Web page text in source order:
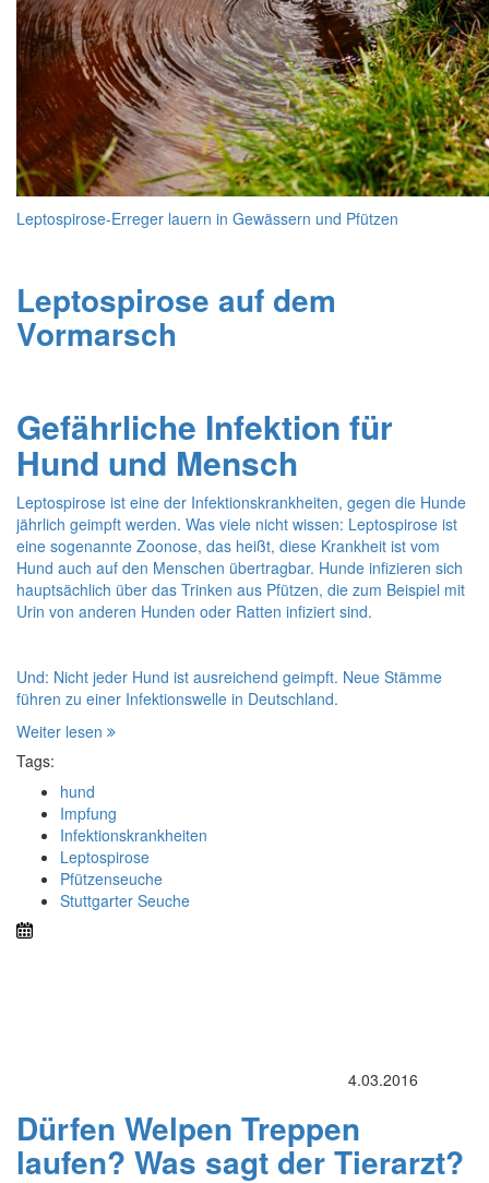
Leptospirose-Erreger lauern in Gewässern und Pfützen
Leptospirose auf dem
Vormarsch
Gefährliche Infektion für
Hund und Mensch
Leptospirose ist eine der Infektionskrankheiten, gegen die Hunde
jährlich geimpft werden. Was viele nicht wissen: Leptospirose ist
eine sogenannte Zoonose, das heißt, diese Krankheit ist vom
Hund auch auf den Menschen übertragbar. Hunde infizieren sich
hauptsächlich über das Trinken aus Pfützen, die zum Beispiel mit
Urin von anderen Hunden oder Ratten infiziert sind.
Und: Nicht jeder Hund ist ausreichend geimpft. Neue Stämme
führen zu einer Infektionswelle in Deutschland.
Weiter lesen
Tags:
hund
Impfung
Infektionskrankheiten
Leptospirose
Pfützenseuche
Stuttgarter Seuche
4.03.2016
Dürfen Welpen Treppen
laufen? Was sagt der Tierarzt?